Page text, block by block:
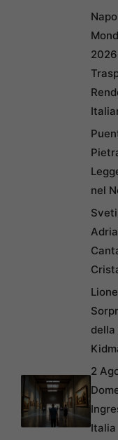
nel
Sveti
della
2
Italia